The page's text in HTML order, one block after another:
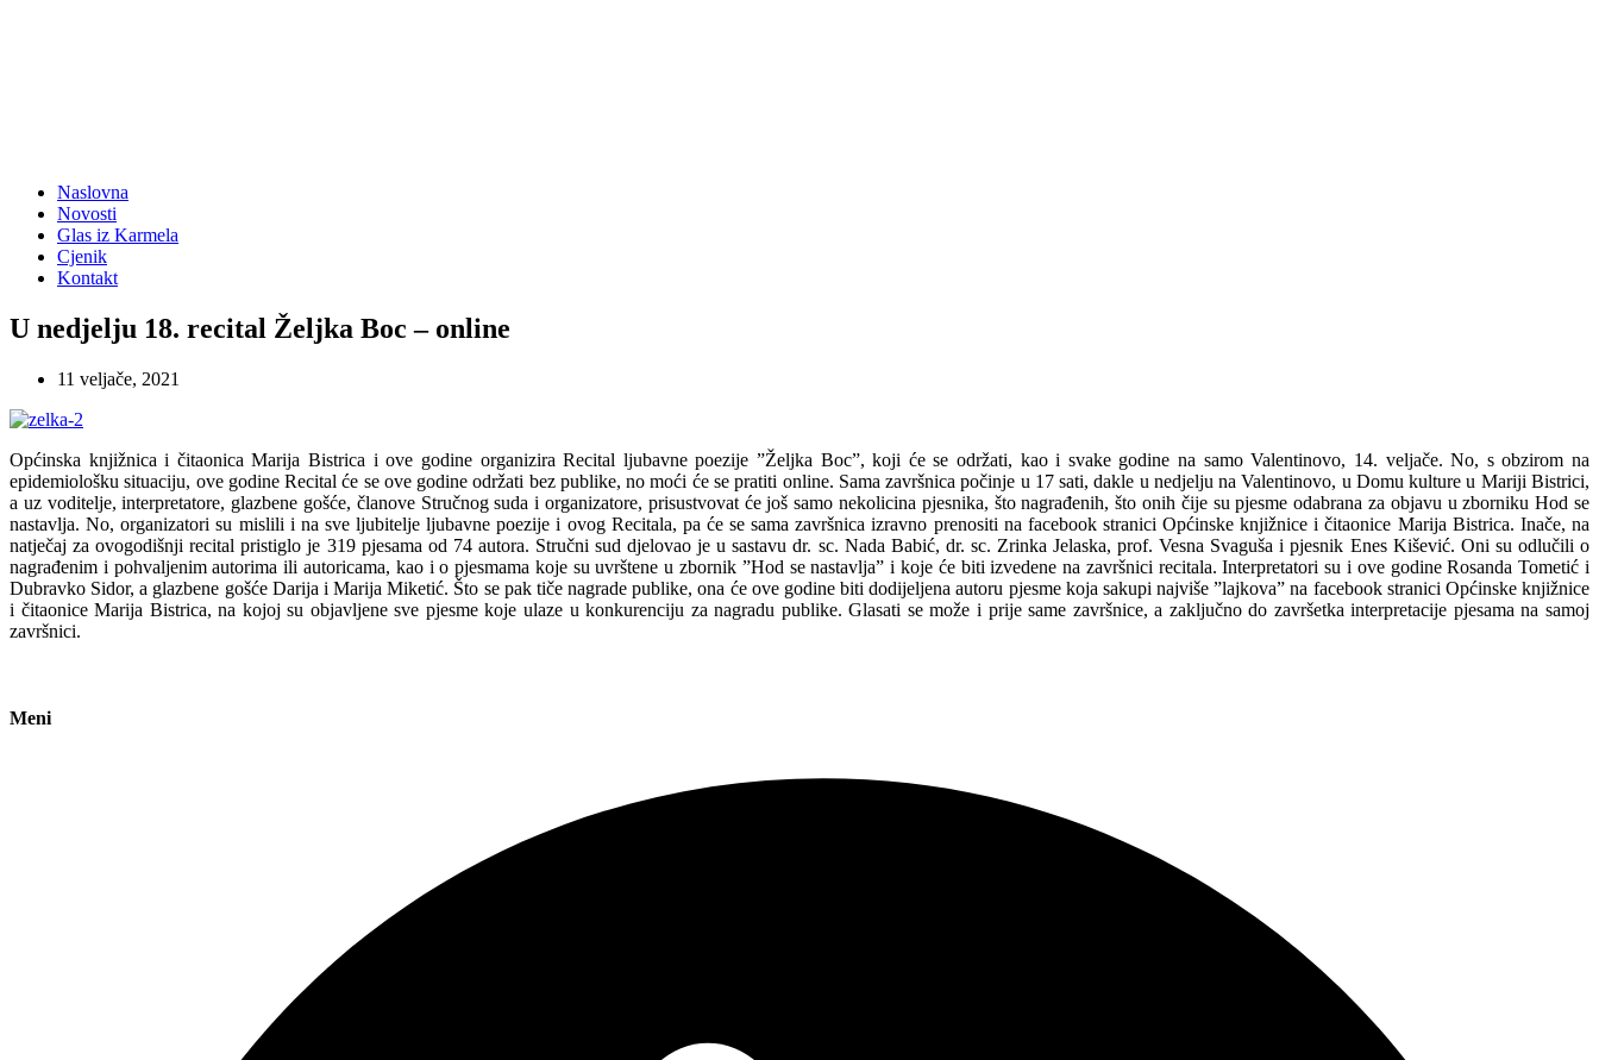
Naslovna
Novosti
Glas iz Karmela
Cjenik
Kontakt
U nedjelju 18. recital Željka Boc – online
11 veljače, 2021
Općinska knjižnica i čitaonica Marija Bistrica i ove godine organizira Recital ljubavne poezije ”Željka Boc”, koji će se održati, kao i svake godine na samo Valentinovo, 14. veljače. No, s obzirom na
epidemiološku situaciju, ove godine Recital će se ove godine održati bez publike, no moći će se pratiti online. Sama završnica počinje u 17 sati, dakle u nedjelju na Valentinovo, u Domu kulture u Mariji Bistrici,
a uz voditelje, interpretatore, glazbene gošće, članove Stručnog suda i organizatore, prisustvovat će još samo nekolicina pjesnika, što nagrađenih, što onih čije su pjesme odabrana za objavu u zborniku Hod se
nastavlja. No, organizatori su mislili i na sve ljubitelje ljubavne poezije i ovog Recitala, pa će se sama završnica izravno prenositi na facebook stranici Općinske knjižnice i čitaonice Marija Bistrica. Inače, na
natječaj za ovogodišnji recital pristiglo je 319 pjesama od 74 autora. Stručni sud djelovao je u sastavu dr. sc. Nada Babić, dr. sc. Zrinka Jelaska, prof. Vesna Svaguša i pjesnik Enes Kišević. Oni su odlučili o
nagrađenim i pohvaljenim autorima ili autoricama, kao i o pjesmama koje su uvrštene u zbornik ”Hod se nastavlja” i koje će biti izvedene na završnici recitala. Interpretatori su i ove godine Rosanda Tometić i
Dubravko Sidor, a glazbene gošće Darija i Marija Miketić. Što se pak tiče nagrade publike, ona će ove godine biti dodijeljena autoru pjesme koja sakupi najviše ”lajkova” na facebook stranici Općinske knjižnice
i čitaonice Marija Bistrica, na kojoj su objavljene sve pjesme koje ulaze u konkurenciju za nagradu publike. Glasati se može i prije same završnice, a zaključno do završetka interpretacije pjesama na samoj
završnici.
Meni